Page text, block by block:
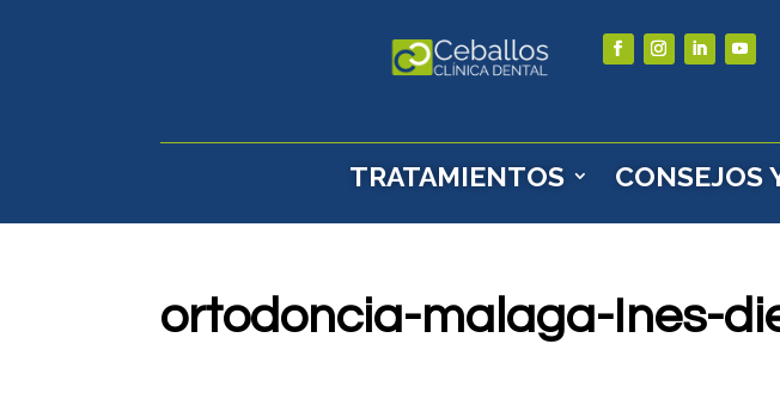
TRATAMIENTOS CONSEJOS
ortodoncia-malaga-Ines-